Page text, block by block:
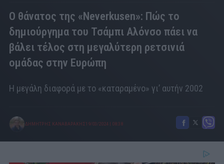
Ο θάνατος της «Neverkusen»: Πώς το
δημιούργημα του Τσάμπι Αλόνσο πάει να
βάλει τέλος στη μεγαλύτερη ρετσινιά
ομάδας στην Ευρώπη
Η μεγάλη διαφορά με το «καταραμένο» γι’ αυτήν 2002
ΔΗΜΗΤΡΗΣ ΚΑΝΑΒΑΡΑΚΗΣ 19/03/2024 08:38